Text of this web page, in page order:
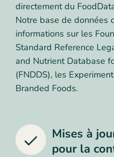
directement du
Notre base de données
informations sur les
Standard Reference
and Nutrient Database
(FNDDS), les
Branded Foods.
Mises à
pour la